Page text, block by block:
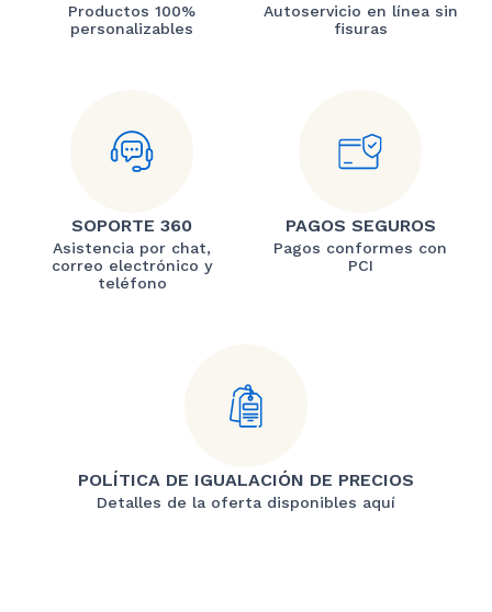
Productos 100%
personalizables
Autoservicio en línea sin
fisuras
SOPORTE 360
Asistencia por chat,
correo electrónico y
teléfono
PAGOS SEGUROS
Pagos conformes con
PCI
POLÍTICA DE IGUALACIÓN DE PRECIOS
Detalles de la oferta disponibles aquí